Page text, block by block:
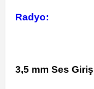
Radyo:
3,5 mm Ses